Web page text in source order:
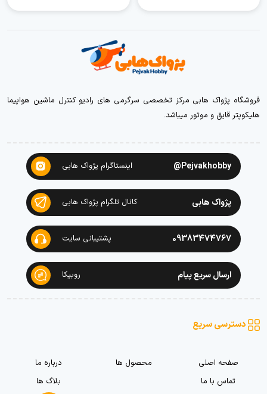
فروشگاه پژواک هابی مرکز تخصصی سرگرمی های رادیو کنترل ماشین هواپیما
هلیکوپتر قایق و موتور میباشد.
Pejvakhobby@ اینستاگرام پژواک هابی
پژواک هابی کانال تلگرام پژواک هابی
09383474767 پشتیبانی سایت
ارسال سریع پیام روبیکا
دسترسی سریع
صفحه اصلی محصول ها
درباره ما
تماس با ما
بلاگ ها